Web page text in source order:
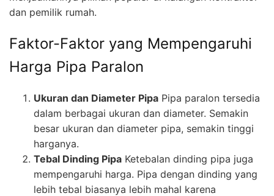
dan pemilik rumah.
Faktor-Faktor yang Mempengaruhi
Harga Pipa Paralon
Ukuran dan Diameter Pipa Pipa paralon tersedia
dalam berbagai ukuran dan diameter. Semakin
besar ukuran dan diameter pipa, semakin tinggi
harganya.
Tebal Dinding Pipa Ketebalan dinding pipa juga
mempengaruhi harga. Pipa dengan dinding yang
lebih tebal biasanya lebih mahal karena